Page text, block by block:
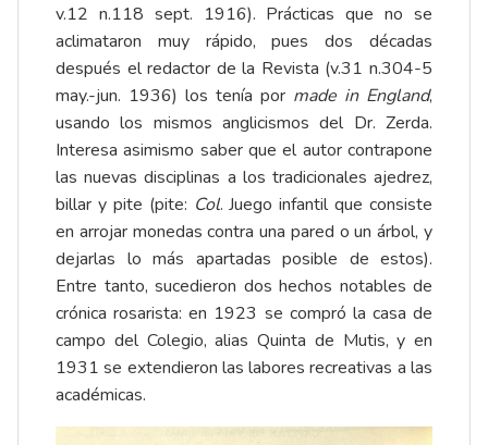
v.12 n.118 sept. 1916). Prácticas que no se
aclimataron muy rápido, pues dos décadas
después el redactor de la Revista (v.31 n.304-5
may.-jun. 1936) los tenía por made in England,
usando los mismos anglicismos del Dr. Zerda.
Interesa asimismo saber que el autor contrapone
las nuevas disciplinas a los tradicionales ajedrez,
billar y pite (pite: Col. Juego infantil que consiste
en arrojar monedas contra una pared o un árbol, y
dejarlas lo más apartadas posible de estos).
Entre tanto, sucedieron dos hechos notables de
crónica rosarista: en 1923 se compró la casa de
campo del Colegio, alias Quinta de Mutis, y en
1931 se extendieron las labores recreativas a las
académicas.